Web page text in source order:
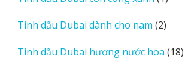
phẩm
Tinh dầu Dubai dành cho nam 22
phẩm
Tinh dầu Dubai hương nước hoa 1818